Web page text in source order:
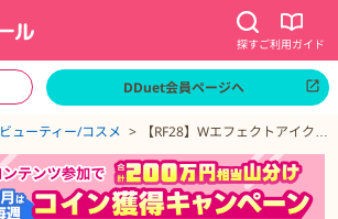
探すご利用ガイド
DDuet会員ページへ
ビューティー/コスメ
【RF28】Wエフェクトアイクリ